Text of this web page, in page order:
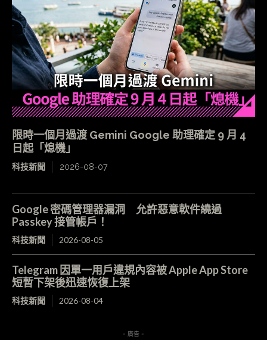
限時一個月過渡 Gemini Google 助理確定 9 月 4
日起「熄機」
科技新聞 2026-08-07
Google 密碼管理器漏洞 允許惡意軟件繞過
Passkey 接管帳戶！
科技新聞 2026-08-05
Telegram 因單一用戶違規內容被 Apple App Store
短暫下架後迅速恢復上架
科技新聞 2026-08-04
- 廣告 -